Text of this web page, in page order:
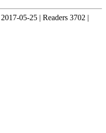
2017-05-25 | Readers 3702 |